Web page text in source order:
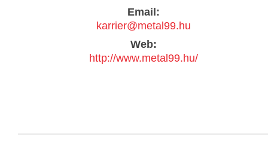
Email:
karrier@metal99.hu
Web:
http://www.metal99.hu/